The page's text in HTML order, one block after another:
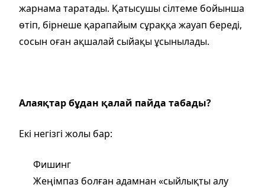
жарнама таратады. Қатысушы сілтеме бойынша
өтіп, бірнеше қарапайым сұраққа жауап береді,
сосын оған ақшалай сыйақы ұсынылады.
Алаяқтар бұдан қалай пайда табады?
Екі негізгі жолы бар:
Фишинг
Жеңімпаз болған адамнан «сыйлықты алу